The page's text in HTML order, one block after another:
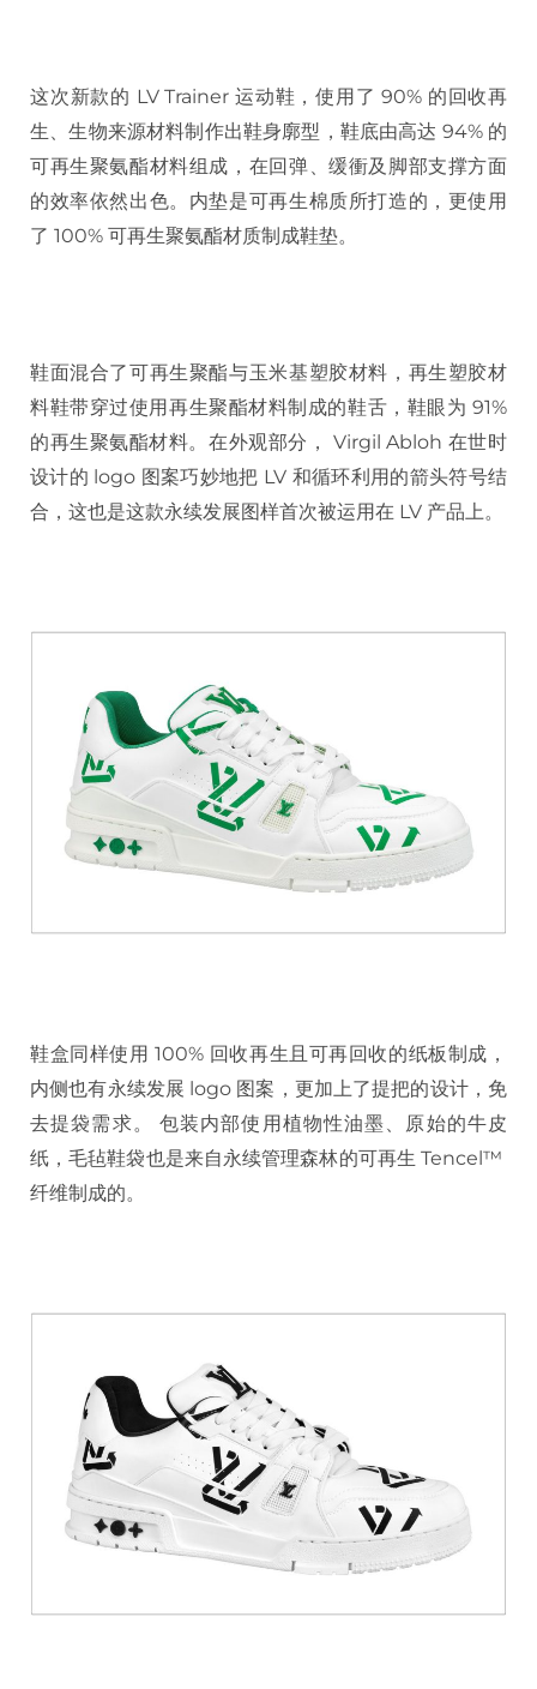
这次新款的 LV Trainer 运动鞋，使用了 90% 的回收再
生、生物来源材料制作出鞋身廓型，鞋底由高达 94% 的
可再生聚氨酯材料组成，在回弹、缓衝及脚部支撑方面
的效率依然出色。内垫是可再生棉质所打造的，更使用
了 100% 可再生聚氨酯材质制成鞋垫。
鞋面混合了可再生聚酯与玉米基塑胶材料，再生塑胶材
料鞋带穿过使用再生聚酯材料制成的鞋舌，鞋眼为 91%
的再生聚氨酯材料。在外观部分， Virgil Abloh 在世时
设计的 logo 图案巧妙地把 LV 和循环利用的箭头符号结
合，这也是这款永续发展图样首次被运用在 LV 产品上。
鞋盒同样使用 100% 回收再生且可再回收的纸板制成，
内侧也有永续发展 logo 图案，更加上了提把的设计，免
去提袋需求。 包装内部使用植物性油墨、原始的牛皮
纸，毛毡鞋袋也是来自永续管理森林的可再生 Tencel™
纤维制成的。